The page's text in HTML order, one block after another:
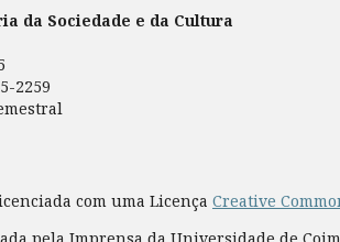
da Sociedade e da Cultura
2259
com uma Licença Creative